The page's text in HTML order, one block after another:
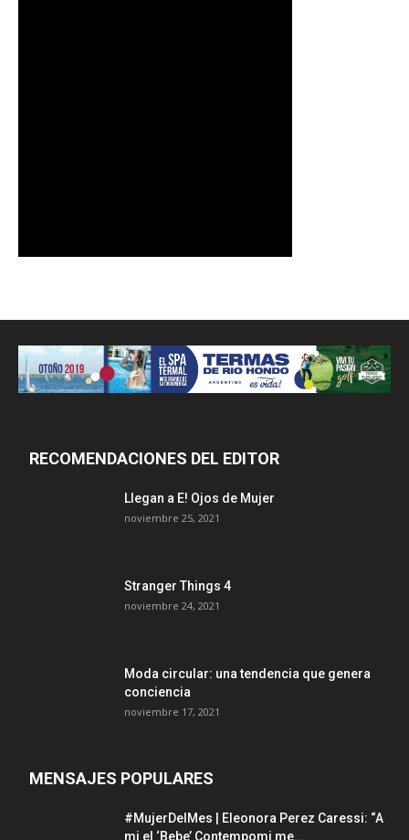
RECOMENDACIONES DEL EDITOR
Llegan a E! Ojos de Mujer
noviembre 25, 2021
Stranger Things 4
noviembre 24, 2021
Moda circular: una tendencia que genera
conciencia
noviembre 17, 2021
MENSAJES POPULARES
#MujerDelMes | Eleonora Perez Caressi: “A
mi el ‘Bebe’ Contempomi me...